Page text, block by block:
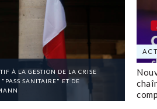
À LA GESTION DE LA CRISE
SANITAIRE" ET DE